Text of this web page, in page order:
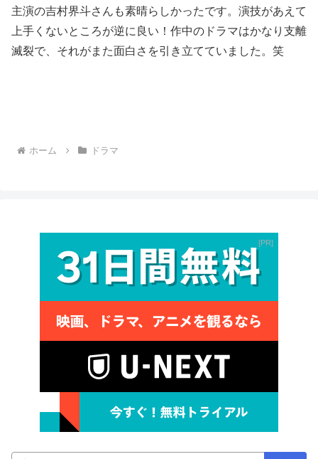
主演の吉村界斗さんも素晴らしかったです。演技があえて
上手くないところが逆に良い！作中のドラマはかなり支離
滅裂で、それがまた面白さを引き立てていました。笑
ホーム ドラマ
PR